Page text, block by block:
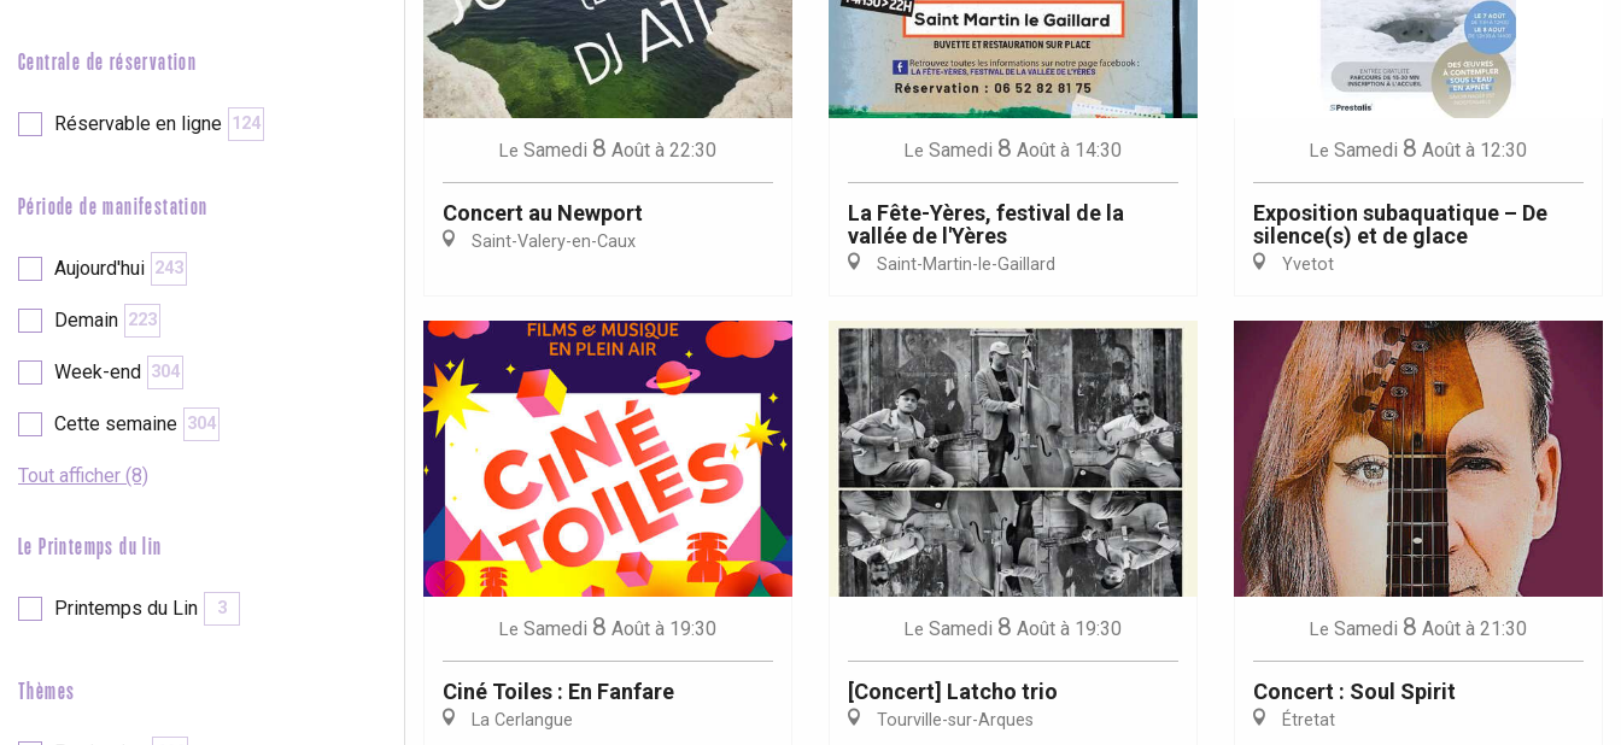
Seine
Forges-les-Eaux
Neufchâtel-en-Bray
Paris 1h30
Centrale de réservation
Réservable en ligne 124
Période de manifestation
Aujourd'hui 243
Demain 223
Week-end 304
Cette semaine 304
Tout afficher (8)
Le Printemps du lin
Printemps du Lin 3
Thèmes
Le Samedi 8 Août à 22:30
Concert au Newport
Saint-Valery-en-Caux
Le Samedi 8 Août à 14:30
La Fête-Yères, festival de la
vallée de l'Yères
Saint-Martin-le-Gaillard
Le Samedi 8 Août à 12:30
Exposition subaquatique – De
silence(s) et de glace
Yvetot
Le Samedi 8 Août à 19:30
Ciné Toiles : En Fanfare
La Cerlangue
Le Samedi 8 Août à 19:30
[Concert] Latcho trio
Tourville-sur-Arques
Le Samedi 8 Août à 21:30
Concert : Soul Spirit
Étretat